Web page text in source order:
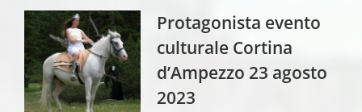
Protagonista evento
culturale Cortina
d’Ampezzo 23 agosto
2023